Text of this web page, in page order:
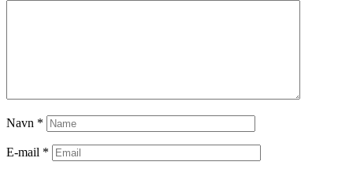
Navn *
E-mail *